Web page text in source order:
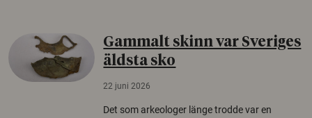
Gammalt skinn var Sveriges
äldsta sko
22 juni 2026
Det som arkeologer länge trodde var en